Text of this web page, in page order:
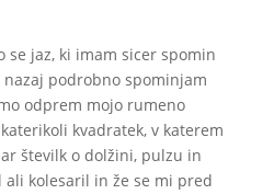
se jaz, ki imam sicer spomin
nazaj podrobno spominjam
odprem mojo rumeno
kvadratek, v katerem
številk o dolžini, pulzu in
ali kolesaril in že se mi pred